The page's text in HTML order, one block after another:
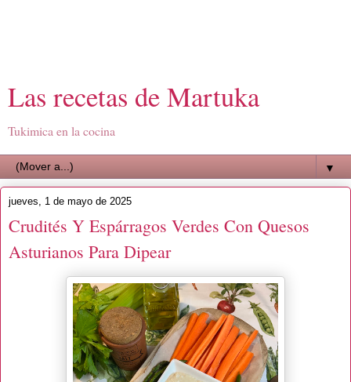
Las recetas de Martuka
Tukimica en la cocina
▼
jueves, 1 de mayo de 2025
Crudités Y Espárragos Verdes Con Quesos
Asturianos Para Dipear